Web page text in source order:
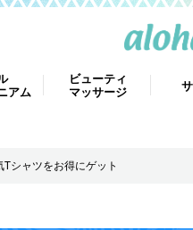
アム
ビューティ
マッサージ
シャツをお得にゲット